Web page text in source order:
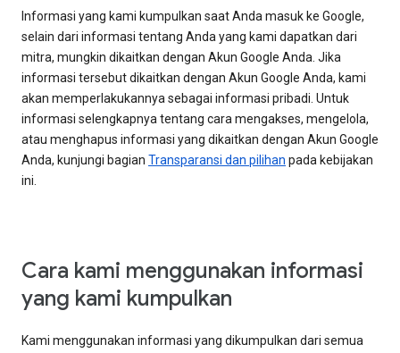
Informasi yang kami kumpulkan saat Anda masuk ke Google,
selain dari informasi tentang Anda yang kami dapatkan dari
mitra, mungkin dikaitkan dengan Akun Google Anda. Jika
informasi tersebut dikaitkan dengan Akun Google Anda, kami
akan memperlakukannya sebagai informasi pribadi. Untuk
informasi selengkapnya tentang cara mengakses, mengelola,
atau menghapus informasi yang dikaitkan dengan Akun Google
Anda, kunjungi bagian Transparansi dan pilihan pada kebijakan
ini.
Cara kami menggunakan informasi
yang kami kumpulkan
Kami menggunakan informasi yang dikumpulkan dari semua